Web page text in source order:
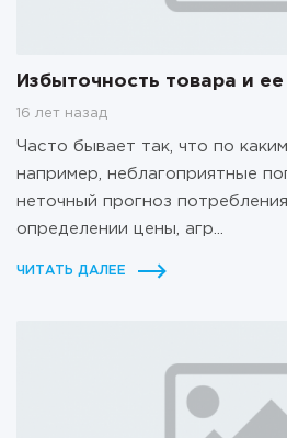
Избыточность товара и
16 лет назад
Часто бывает так, что по
например, неблагоприятные
неточный прогноз
определении цены, агр...
ЧИТАТЬ ДАЛЕЕ